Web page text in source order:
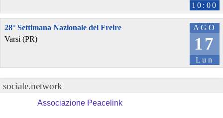
10:00
AGO
17
Lun
28° Settimana Nazionale del Freire
Varsi (PR)
sociale.network
Associazione Peacelink